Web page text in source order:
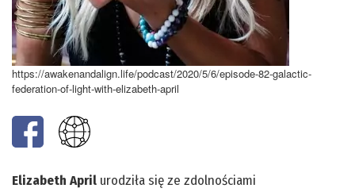
https://awakenandalign.life/podcast/2020/5/6/episode-82-galactic-
federation-of-light-with-elizabeth-april
Elizabeth April urodziła się ze zdolnościami